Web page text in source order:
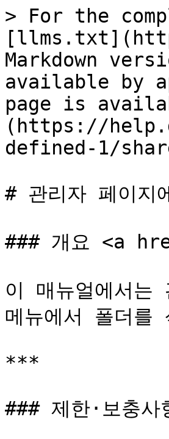
> For the
Markdown
available by
page is
(https://
defined-1/
# 관리자 페이지
### 개요 <a
이 매뉴얼에서
메뉴에서 폴더를
***
### 제한·보충